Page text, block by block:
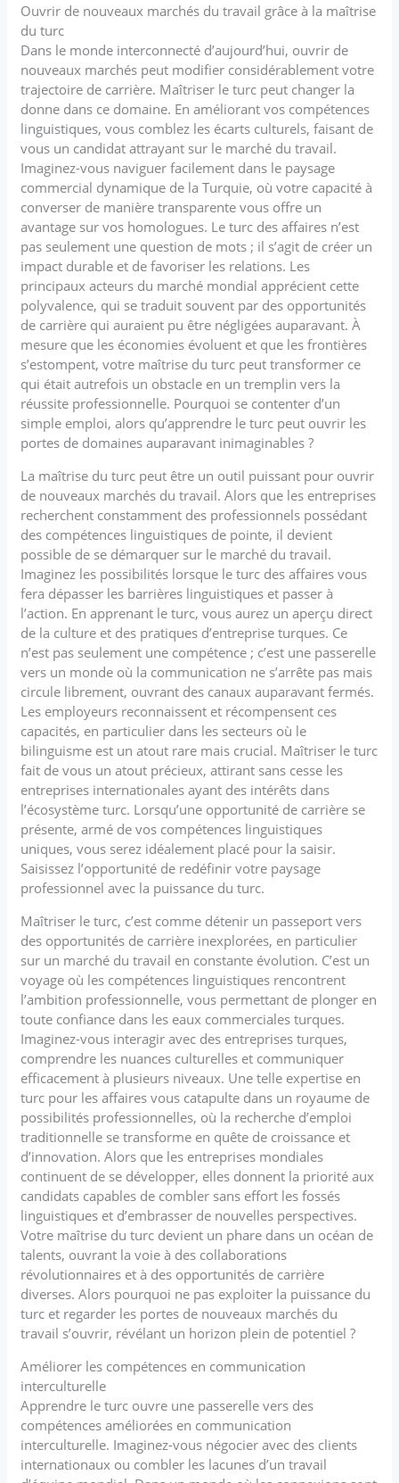
Ouvrir de nouveaux marchés du travail grâce à la maîtrise
du turc
Dans le monde interconnecté d’aujourd’hui, ouvrir de
nouveaux marchés peut modifier considérablement votre
trajectoire de carrière. Maîtriser le turc peut changer la
donne dans ce domaine. En améliorant vos compétences
linguistiques, vous comblez les écarts culturels, faisant de
vous un candidat attrayant sur le marché du travail.
Imaginez-vous naviguer facilement dans le paysage
commercial dynamique de la Turquie, où votre capacité à
converser de manière transparente vous offre un
avantage sur vos homologues. Le turc des affaires n’est
pas seulement une question de mots ; il s’agit de créer un
impact durable et de favoriser les relations. Les
principaux acteurs du marché mondial apprécient cette
polyvalence, qui se traduit souvent par des opportunités
de carrière qui auraient pu être négligées auparavant. À
mesure que les économies évoluent et que les frontières
s’estompent, votre maîtrise du turc peut transformer ce
qui était autrefois un obstacle en un tremplin vers la
réussite professionnelle. Pourquoi se contenter d’un
simple emploi, alors qu’apprendre le turc peut ouvrir les
portes de domaines auparavant inimaginables ?
La maîtrise du turc peut être un outil puissant pour ouvrir
de nouveaux marchés du travail. Alors que les entreprises
recherchent constamment des professionnels possédant
des compétences linguistiques de pointe, il devient
possible de se démarquer sur le marché du travail.
Imaginez les possibilités lorsque le turc des affaires vous
fera dépasser les barrières linguistiques et passer à
l’action. En apprenant le turc, vous aurez un aperçu direct
de la culture et des pratiques d’entreprise turques. Ce
n’est pas seulement une compétence ; c’est une passerelle
vers un monde où la communication ne s’arrête pas mais
circule librement, ouvrant des canaux auparavant fermés.
Les employeurs reconnaissent et récompensent ces
capacités, en particulier dans les secteurs où le
bilinguisme est un atout rare mais crucial. Maîtriser le turc
fait de vous un atout précieux, attirant sans cesse les
entreprises internationales ayant des intérêts dans
l’écosystème turc. Lorsqu’une opportunité de carrière se
présente, armé de vos compétences linguistiques
uniques, vous serez idéalement placé pour la saisir.
Saisissez l’opportunité de redéfinir votre paysage
professionnel avec la puissance du turc.
Maîtriser le turc, c’est comme détenir un passeport vers
des opportunités de carrière inexplorées, en particulier
sur un marché du travail en constante évolution. C’est un
voyage où les compétences linguistiques rencontrent
l’ambition professionnelle, vous permettant de plonger en
toute confiance dans les eaux commerciales turques.
Imaginez-vous interagir avec des entreprises turques,
comprendre les nuances culturelles et communiquer
efficacement à plusieurs niveaux. Une telle expertise en
turc pour les affaires vous catapulte dans un royaume de
possibilités professionnelles, où la recherche d’emploi
traditionnelle se transforme en quête de croissance et
d’innovation. Alors que les entreprises mondiales
continuent de se développer, elles donnent la priorité aux
candidats capables de combler sans effort les fossés
linguistiques et d’embrasser de nouvelles perspectives.
Votre maîtrise du turc devient un phare dans un océan de
talents, ouvrant la voie à des collaborations
révolutionnaires et à des opportunités de carrière
diverses. Alors pourquoi ne pas exploiter la puissance du
turc et regarder les portes de nouveaux marchés du
travail s’ouvrir, révélant un horizon plein de potentiel ?
Améliorer les compétences en communication
interculturelle
Apprendre le turc ouvre une passerelle vers des
compétences améliorées en communication
interculturelle. Imaginez-vous négocier avec des clients
internationaux ou combler les lacunes d’un travail